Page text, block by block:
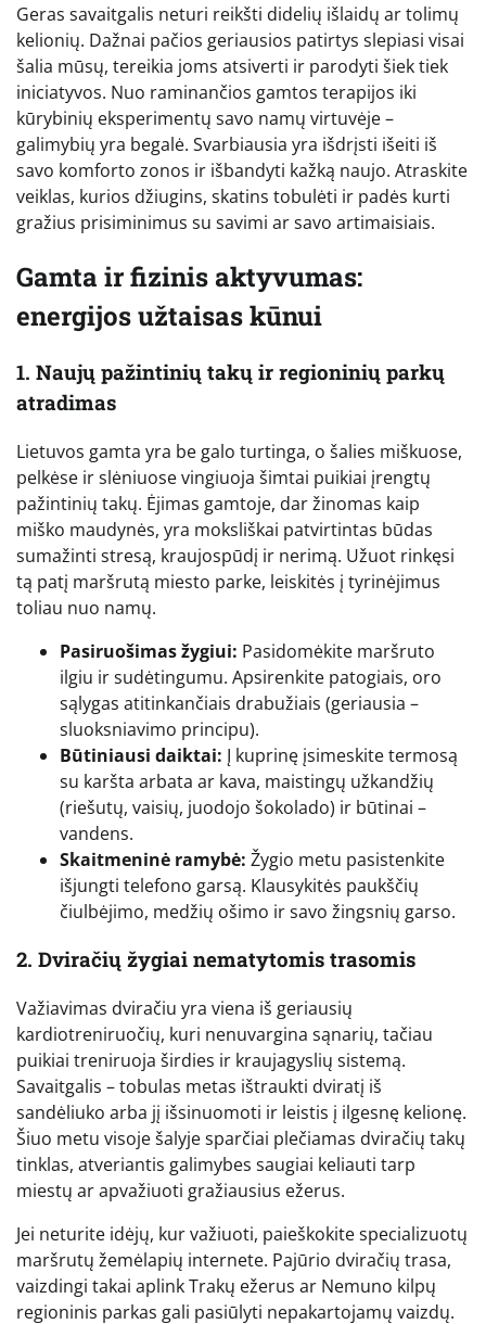
Geras savaitgalis neturi reikšti didelių išlaidų ar tolimų
kelionių. Dažnai pačios geriausios patirtys slepiasi visai
šalia mūsų, tereikia joms atsiverti ir parodyti šiek tiek
iniciatyvos. Nuo raminančios gamtos terapijos iki
kūrybinių eksperimentų savo namų virtuvėje –
galimybių yra begalė. Svarbiausia yra išdrįsti išeiti iš
savo komforto zonos ir išbandyti kažką naujo. Atraskite
veiklas, kurios džiugins, skatins tobulėti ir padės kurti
gražius prisiminimus su savimi ar savo artimaisiais.
Gamta ir fizinis aktyvumas:
energijos užtaisas kūnui
1. Naujų pažintinių takų ir regioninių parkų
atradimas
Lietuvos gamta yra be galo turtinga, o šalies miškuose,
pelkėse ir slėniuose vingiuoja šimtai puikiai įrengtų
pažintinių takų. Ėjimas gamtoje, dar žinomas kaip
miško maudynės, yra moksliškai patvirtintas būdas
sumažinti stresą, kraujospūdį ir nerimą. Užuot rinkęsi
tą patį maršrutą miesto parke, leiskitės į tyrinėjimus
toliau nuo namų.
Pasiruošimas žygiui: Pasidomėkite maršruto
ilgiu ir sudėtingumu. Apsirenkite patogiais, oro
sąlygas atitinkančiais drabužiais (geriausia –
sluoksniavimo principu).
Būtiniausi daiktai: Į kuprinę įsimeskite termosą
su karšta arbata ar kava, maistingų užkandžių
(riešutų, vaisių, juodojo šokolado) ir būtinai –
vandens.
Skaitmeninė ramybė: Žygio metu pasistenkite
išjungti telefono garsą. Klausykitės paukščių
čiulbėjimo, medžių ošimo ir savo žingsnių garso.
2. Dviračių žygiai nematytomis trasomis
Važiavimas dviračiu yra viena iš geriausių
kardiotreniruočių, kuri nenuvargina sąnarių, tačiau
puikiai treniruoja širdies ir kraujagyslių sistemą.
Savaitgalis – tobulas metas ištraukti dviratį iš
sandėliuko arba jį išsinuomoti ir leistis į ilgesnę kelionę.
Šiuo metu visoje šalyje sparčiai plečiamas dviračių takų
tinklas, atveriantis galimybes saugiai keliauti tarp
miestų ar apvažiuoti gražiausius ežerus.
Jei neturite idėjų, kur važiuoti, paieškokite specializuotų
maršrutų žemėlapių internete. Pajūrio dviračių trasa,
vaizdingi takai aplink Trakų ežerus ar Nemuno kilpų
regioninis parkas gali pasiūlyti nepakartojamų vaizdų.